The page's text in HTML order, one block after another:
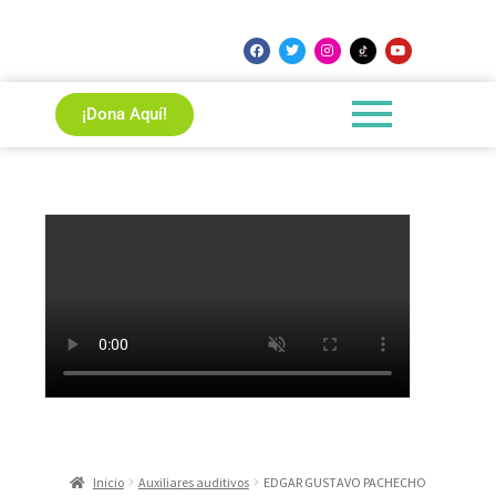
¡Dona Aquí!
Inicio Auxiliares auditivos
EDGAR GUSTAVO PACHECHO